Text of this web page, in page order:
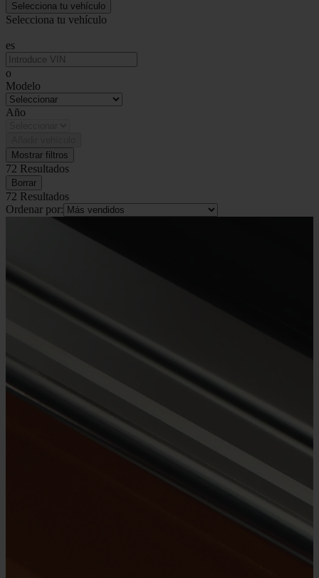
Selecciona tu vehículo
Selecciona tu vehículo
es
o
Modelo
Año
Mostrar filtros
72 Resultados
Borrar
72 Resultados
Ordenar por: